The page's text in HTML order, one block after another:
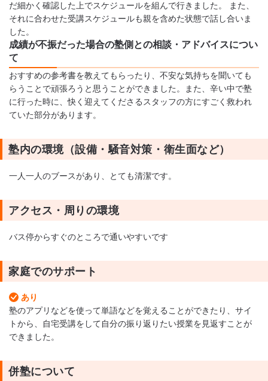
だ細かく確認した上でスケジュールを組んで行きました。 また、
それに合わせた受講スケジュールも親を含めた状態で話し合いま
した。
成績が不振だった場合の塾側との相談・アドバイスについ
て
おすすめの参考書を教えてもらったり、不安な気持ちを聞いても
らうことで頑張ろうと思うことができました。また、辛い中で塾
に行った時に、快く迎えてくださるスタッフの方にすごく救われ
ていた部分があります。
塾内の環境（設備・騒音対策・衛生面など）
一人一人のブースがあり、とても清潔です。
アクセス・周りの環境
バス停からすぐのところで通いやすいです
家庭でのサポート
あり
塾のアプリなどを使って単語などを覚えることができたり、サイ
トから、自宅受講をして自分の振り返りたい授業を見返すことが
できました。
併塾について